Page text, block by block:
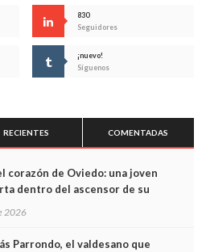
830
Seguidores
¡nuevo!
Síguenos
RECIENTES COMENTADAS
corazón de Oviedo: una joven
dentro del ascensor de su
captan sus últimos minutos
2026
Parrondo, el valdesano que